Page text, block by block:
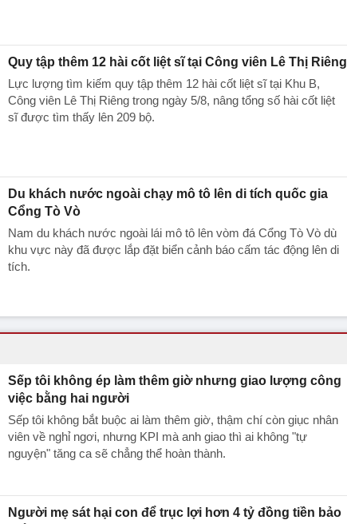
Quy tập thêm 12 hài cốt liệt sĩ tại Công viên Lê Thị Riêng
Lực lượng tìm kiếm quy tập thêm 12 hài cốt liệt sĩ tại Khu B,
Công viên Lê Thị Riêng trong ngày 5/8, nâng tổng số hài cốt liệt
sĩ được tìm thấy lên 209 bộ.
Du khách nước ngoài chạy mô tô lên di tích quốc gia
Cổng Tò Vò
Nam du khách nước ngoài lái mô tô lên vòm đá Cổng Tò Vò dù
khu vực này đã được lắp đặt biển cảnh báo cấm tác động lên di
tích.
Sếp tôi không ép làm thêm giờ nhưng giao lượng công
việc bằng hai người
Sếp tôi không bắt buộc ai làm thêm giờ, thậm chí còn giục nhân
viên về nghỉ ngơi, nhưng KPI mà anh giao thì ai không "tự
nguyện" tăng ca sẽ chẳng thể hoàn thành.
Người mẹ sát hại con để trục lợi hơn 4 tỷ đồng tiền bảo